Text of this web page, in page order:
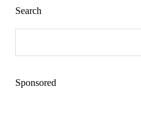
Search
Sponsored